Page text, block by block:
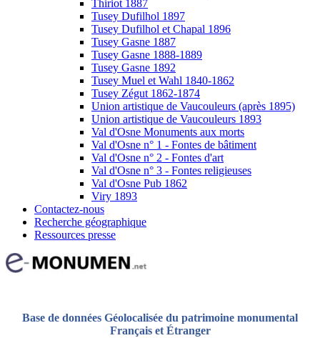
Thiriot 1887
Tusey Dufilhol 1897
Tusey Dufilhol et Chapal 1896
Tusey Gasne 1887
Tusey Gasne 1888-1889
Tusey Gasne 1892
Tusey Muel et Wahl 1840-1862
Tusey Zégut 1862-1874
Union artistique de Vaucouleurs (après 1895)
Union artistique de Vaucouleurs 1893
Val d'Osne Monuments aux morts
Val d'Osne n° 1 - Fontes de bâtiment
Val d'Osne n° 2 - Fontes d'art
Val d'Osne n° 3 - Fontes religieuses
Val d'Osne Pub 1862
Viry 1893
Contactez-nous
Recherche géographique
Ressources presse
Base de données Géolocalisée du patrimoine monumental
Français et Étranger